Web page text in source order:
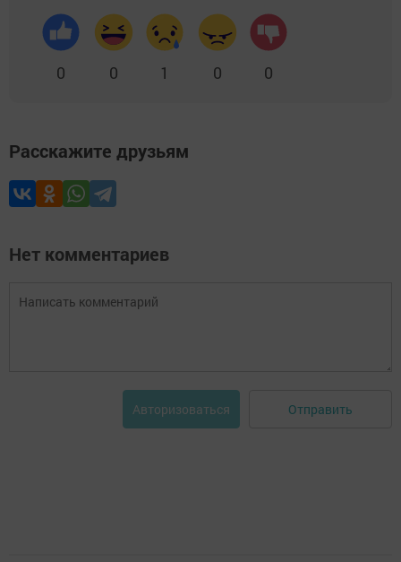
0 0 1 0 0
Расскажите друзьям
Нет комментариев
Авторизоваться Отправить